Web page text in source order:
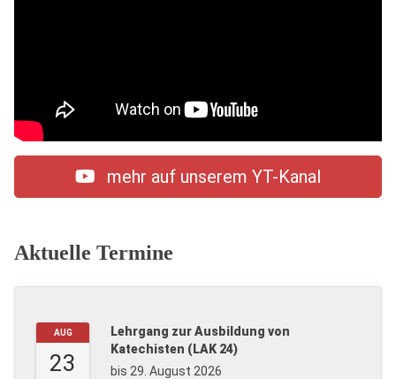
mehr auf unserem YT-Kanal
Aktuelle Termine
AUG
23
Lehrgang zur Ausbildung von
Katechisten (LAK 24)
bis 29. August 2026